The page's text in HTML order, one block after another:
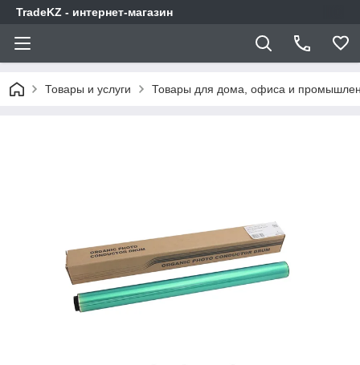
TradeKZ - интернет-магазин
Товары и услуги Товары для дома, офиса и